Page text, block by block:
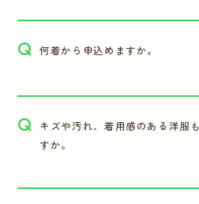
Q 何着から申込めますか。
Q キズや汚れ、着用感のある洋服
すか。